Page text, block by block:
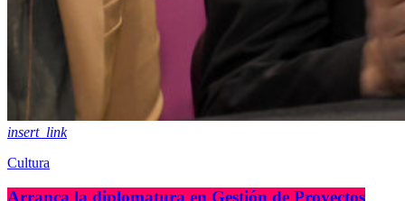
insert_link
Cultura
Arranca la diplomatura en Gestión de Proyectos